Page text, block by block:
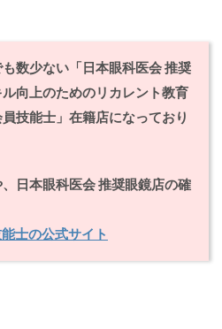
数少ない「日本眼科医会 推奨
向上のためのリカレント教育
技能士」在籍店になっており
日本眼科医会 推奨眼鏡店の確
士の公式サイト